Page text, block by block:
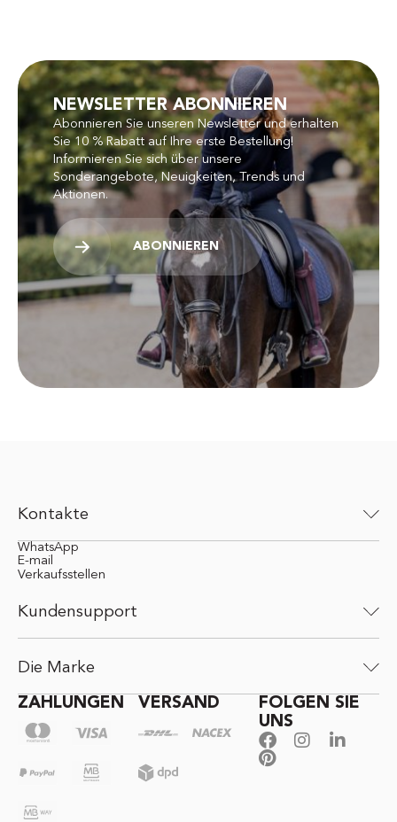
NEWSLETTER ABONNIEREN
Abonnieren Sie unseren Newsletter und erhalten
Sie 10 % Rabatt auf Ihre erste Bestellung!
Informieren Sie sich über unsere
Sonderangebote, Neuigkeiten, Trends und
Aktionen.
ABONNIEREN
Kontakte
Kundensupport
Die Marke
WhatsApp
E-mail
Verkaufsstellen
ZAHLUNGEN VERSAND
FOLGEN SIE
UNS